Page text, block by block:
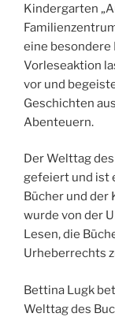
Kindergarten
eine besondere
Vorleseaktion
vor und
Geschichten
Abenteuern.
Der Welttag
gefeiert und ist
Bücher und der
wurde von der
Lesen, die
Urheberrechts
Bettina Lugk
Welttag des